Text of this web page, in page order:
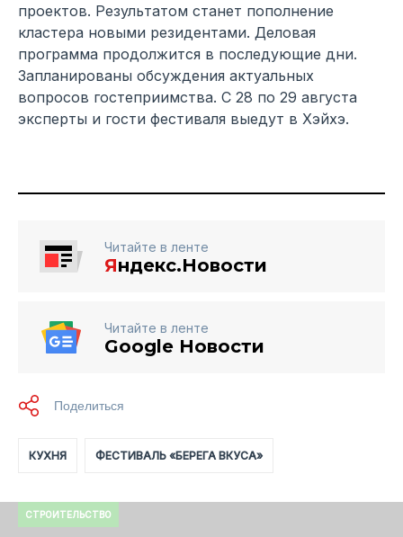
проектов. Результатом станет пополнение
кластера новыми резидентами. Деловая
программа продолжится в последующие дни.
Запланированы обсуждения актуальных
вопросов гостеприимства. С 28 по 29 августа
эксперты и гости фестиваля выедут в Хэйхэ.
Читайте в ленте
Яндекс.Новости
Читайте в ленте
Google Новости
КУХНЯ ФЕСТИВАЛЬ «БЕРЕГА ВКУСА»
СТРОИТЕЛЬСТВО